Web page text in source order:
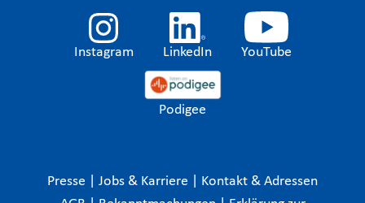
Instagram LinkedIn YouTube
Podigee
Presse Jobs & Karriere
Kontakt & Adressen